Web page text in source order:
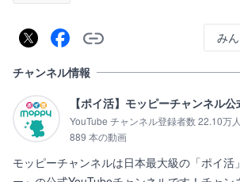
み
チャンネル情報
【ポイ活】モッピーチャンネル公
YouTube チャンネル登録者数 22.10万人
889 本の動画
モッピーチャンネルは日本最大級の「ポイ活